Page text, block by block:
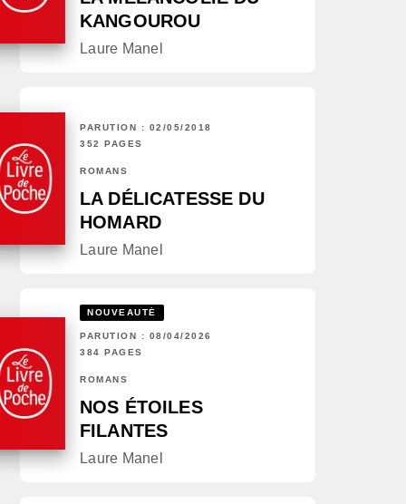
KANGOUROU
Laure Manel
PARUTION : 02/05/2018
352 PAGES
ROMANS
LA DÉLICATESSE DU
HOMARD
Laure Manel
NOUVEAUTÉ
PARUTION : 08/04/2026
384 PAGES
ROMANS
NOS ÉTOILES
FILANTES
Laure Manel